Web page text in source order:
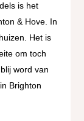
is het
& Hove. In
Het is
om toch
word van
Brighton